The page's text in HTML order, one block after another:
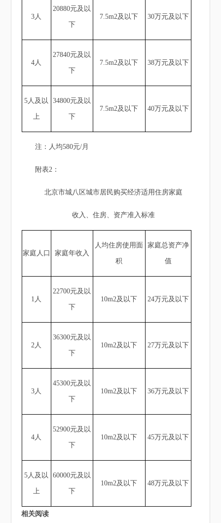
3人
20880元及以
下
7.5m2及以下 30万元及以下
4人
27840元及以
下
7.5m2及以下 38万元及以下
5人及以
上
34800元及以
下
7.5m2及以下 40万元及以下
注：人均580元/月
附表2：
北京市城八区城市居民购买经济适用住房家庭
收入、住房、资产准入标准
家庭人口 家庭年收入
人均住房使用面
积
家庭总资产净
值
1人
22700元及以
下
10m2及以下 24万元及以下
2人
36300元及以
下
10m2及以下 27万元及以下
3人
45300元及以
下
10m2及以下 36万元及以下
4人
52900元及以
下
10m2及以下 45万元及以下
5人及以
上
60000元及以
下
10m2及以下 48万元及以下
相关阅读